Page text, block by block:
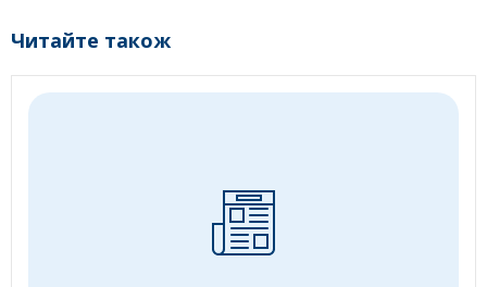
Читайте також